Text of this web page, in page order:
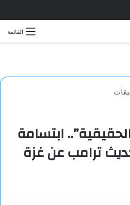
القائمة
ابتسامة
ترامب عن غزة